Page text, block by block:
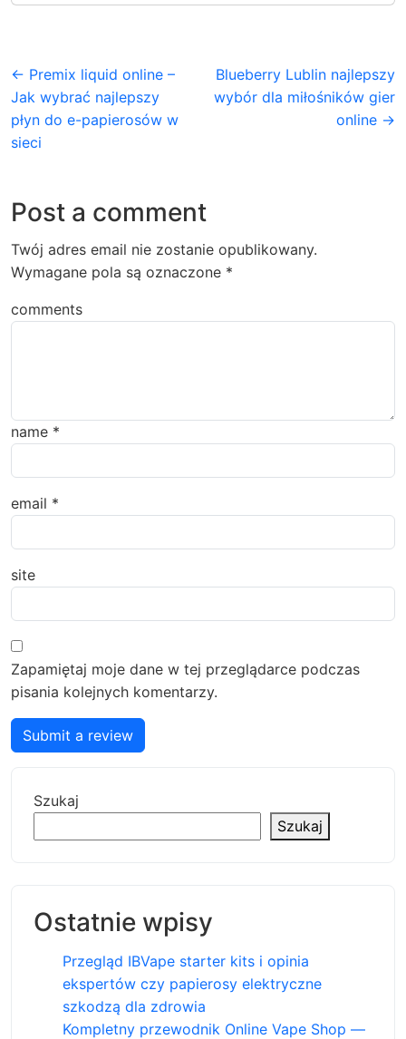
← Premix liquid online –
Jak wybrać najlepszy
płyn do e-papierosów w
sieci
Blueberry Lublin najlepszy
wybór dla miłośników gier
online →
Post a comment
Twój adres email nie zostanie opublikowany.
Wymagane pola są oznaczone *
comments
name *
email *
site
Zapamiętaj moje dane w tej przeglądarce podczas
pisania kolejnych komentarzy.
Submit a review
Szukaj
Szukaj
Ostatnie wpisy
Przegląd IBVape starter kits i opinia
ekspertów czy papierosy elektryczne
szkodzą dla zdrowia
Kompletny przewodnik Online Vape Shop —